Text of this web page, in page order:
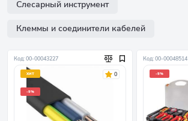
Слесарный инструмент
Клеммы и соединители кабелей
Код: 00-00043227
ХИТ
-5%
0
Код: 00-00048514
-5%